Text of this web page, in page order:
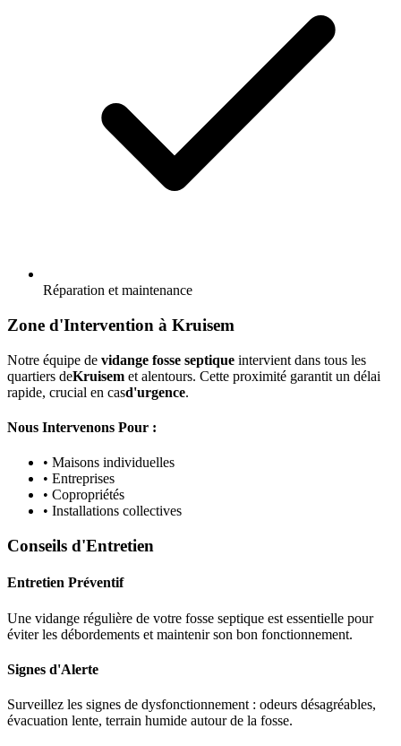
Réparation et maintenance
Zone d'Intervention à Kruisem
Notre équipe de vidange fosse septique intervient dans tous les
quartiers deKruisem et alentours. Cette proximité garantit un délai
rapide, crucial en casd'urgence.
Nous Intervenons Pour :
• Maisons individuelles
• Entreprises
• Copropriétés
• Installations collectives
Conseils d'Entretien
Entretien Préventif
Une vidange régulière de votre fosse septique est essentielle pour
éviter les débordements et maintenir son bon fonctionnement.
Signes d'Alerte
Surveillez les signes de dysfonctionnement : odeurs désagréables,
évacuation lente, terrain humide autour de la fosse.